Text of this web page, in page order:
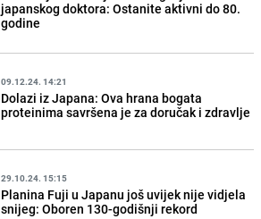
japanskog doktora: Ostanite aktivni do 80.
godine
09.12.24. 14:21
Dolazi iz Japana: Ova hrana bogata
proteinima savršena je za doručak i zdravlje
29.10.24. 15:15
Planina Fuji u Japanu još uvijek nije vidjela
snijeg: Oboren 130-godišnji rekord